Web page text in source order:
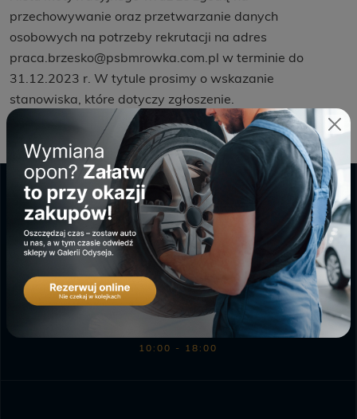
przechowywanie oraz przetwarzanie danych
osobowych na potrzeby rekrutacji na adres
praca.brzesko@psbmrowka.com.pl w terminie do
31.12.2023 r. W tytule prosimy o wskazanie
stanowiska, które dotyczy zgłoszenie.
GALERIA ODYSEJA
PONIEDZIAŁEK - SOBOTA
9:00 - 20:00
NIEDZIELA HANDLOWA
10:00 - 18:00